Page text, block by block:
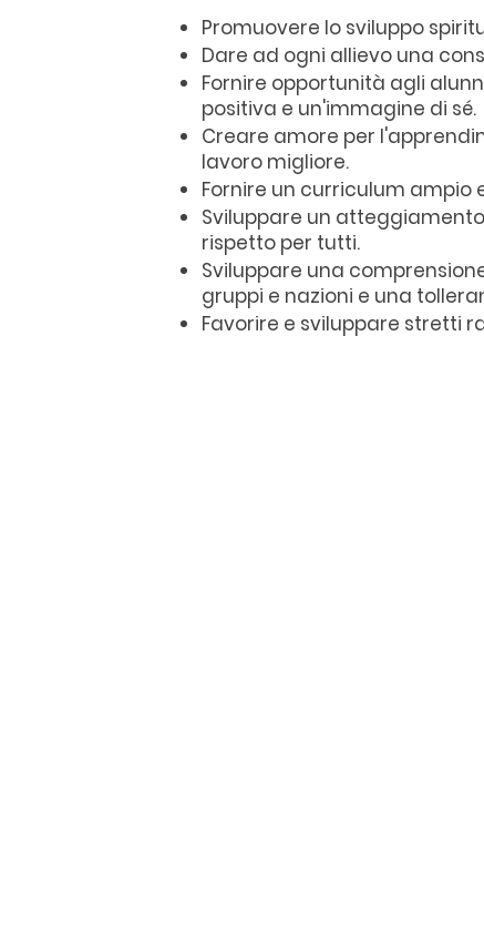
Promuovere lo sviluppo
Dare ad ogni allievo una
Fornire opportunità agli
positiva e un'immagine di sé.
Creare amore per
lavoro migliore.
Fornire un curriculum ampio
Sviluppare un
rispetto per tutti.
Sviluppare una
gruppi e nazioni e una
Favorire e sviluppare stretti